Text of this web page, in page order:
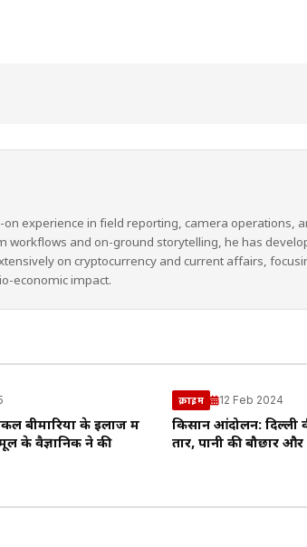
experience in field reporting, camera operations,
and on-ground storytelling, he has
on cryptocurrency and current affairs,
economic impact.
बीमारियों के इलाज में
के वैज्ञानिक ने की
क्राइम 12 Feb 2024
किसान आंदोलन: दिल्ली
तार, पानी की बौछार और